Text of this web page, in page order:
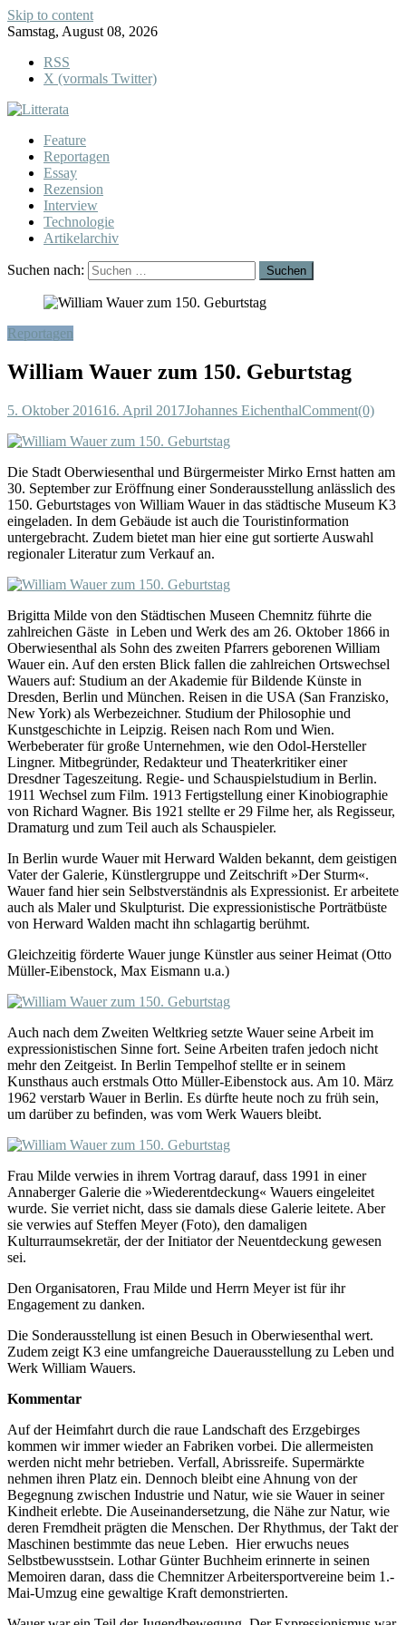
Skip to content
Samstag, August 08, 2026
RSS
X (vormals Twitter)
Feature
Reportagen
Essay
Rezension
Interview
Technologie
Artikelarchiv
Suchen nach:
Reportagen
William Wauer zum 150. Geburtstag
5. Oktober 201616. April 2017Johannes EichenthalComment(0)
Die Stadt Oberwiesenthal und Bürgermeister Mirko Ernst hatten am
30. September zur Eröffnung einer Sonderausstellung anlässlich des
150. Geburtstages von William Wauer in das städtische Museum K3
eingeladen. In dem Gebäude ist auch die Touristinformation
untergebracht. Zudem bietet man hier eine gut sortierte Auswahl
regionaler Literatur zum Verkauf an.
Brigitta Milde von den Städtischen Museen Chemnitz führte die
zahlreichen Gäste in Leben und Werk des am 26. Oktober 1866 in
Oberwiesenthal als Sohn des zweiten Pfarrers geborenen William
Wauer ein. Auf den ersten Blick fallen die zahlreichen Ortswechsel
Wauers auf: Studium an der Akademie für Bildende Künste in
Dresden, Berlin und München. Reisen in die USA (San Franzisko,
New York) als Werbezeichner. Studium der Philosophie und
Kunstgeschichte in Leipzig. Reisen nach Rom und Wien.
Werbeberater für große Unternehmen, wie den Odol-Hersteller
Lingner. Mitbegründer, Redakteur und Theaterkritiker einer
Dresdner Tageszeitung. Regie- und Schauspielstudium in Berlin.
1911 Wechsel zum Film. 1913 Fertigstellung einer Kinobiographie
von Richard Wagner. Bis 1921 stellte er 29 Filme her, als Regisseur,
Dramaturg und zum Teil auch als Schauspieler.
In Berlin wurde Wauer mit Herward Walden bekannt, dem geistigen
Vater der Galerie, Künstlergruppe und Zeitschrift »Der Sturm«.
Wauer fand hier sein Selbstverständnis als Expressionist. Er arbeitete
auch als Maler und Skulpturist. Die expressionistische Porträtbüste
von Herward Walden macht ihn schlagartig berühmt.
Gleichzeitig förderte Wauer junge Künstler aus seiner Heimat (Otto
Müller-Eibenstock, Max Eismann u.a.)
Auch nach dem Zweiten Weltkrieg setzte Wauer seine Arbeit im
expressionistischen Sinne fort. Seine Arbeiten trafen jedoch nicht
mehr den Zeitgeist. In Berlin Tempelhof stellte er in seinem
Kunsthaus auch erstmals Otto Müller-Eibenstock aus. Am 10. März
1962 verstarb Wauer in Berlin. Es dürfte heute noch zu früh sein,
um darüber zu befinden, was vom Werk Wauers bleibt.
Frau Milde verwies in ihrem Vortrag darauf, dass 1991 in einer
Annaberger Galerie die »Wiederentdeckung« Wauers eingeleitet
wurde. Sie verriet nicht, dass sie damals diese Galerie leitete. Aber
sie verwies auf Steffen Meyer (Foto), den damaligen
Kulturraumsekretär, der der Initiator der Neuentdeckung gewesen
sei.
Den Organisatoren, Frau Milde und Herrn Meyer ist für ihr
Engagement zu danken.
Die Sonderausstellung ist einen Besuch in Oberwiesenthal wert.
Zudem zeigt K3 eine umfangreiche Dauerausstellung zu Leben und
Werk William Wauers.
Kommentar
Auf der Heimfahrt durch die raue Landschaft des Erzgebirges
kommen wir immer wieder an Fabriken vorbei. Die allermeisten
werden nicht mehr betrieben. Verfall, Abrissreife. Supermärkte
nehmen ihren Platz ein. Dennoch bleibt eine Ahnung von der
Begegnung zwischen Industrie und Natur, wie sie Wauer in seiner
Kindheit erlebte. Die Auseinandersetzung, die Nähe zur Natur, wie
deren Fremdheit prägten die Menschen. Der Rhythmus, der Takt der
Maschinen bestimmte das neue Leben. Hier erwuchs neues
Selbstbewusstsein. Lothar Günter Buchheim erinnerte in seinen
Memoiren daran, dass die Chemnitzer Arbeitersportvereine beim 1.-
Mai-Umzug eine gewaltige Kraft demonstrierten.